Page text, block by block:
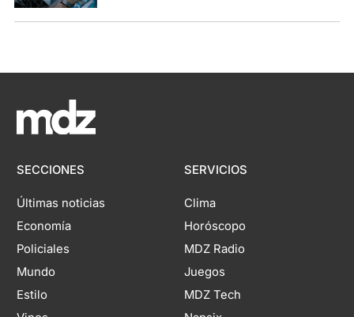
SECCIONES
Últimas noticias
Economía
Policiales
Mundo
Estilo
SERVICIOS
Clima
Horóscopo
MDZ Radio
Juegos
MDZ Tech